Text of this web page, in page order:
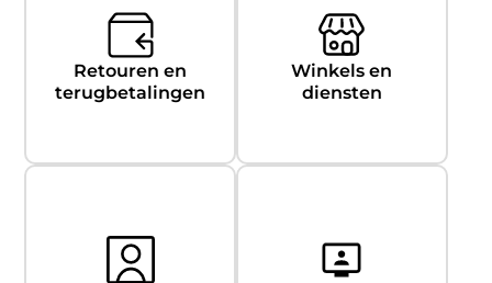
Retouren en
terugbetalingen
Winkels en
diensten